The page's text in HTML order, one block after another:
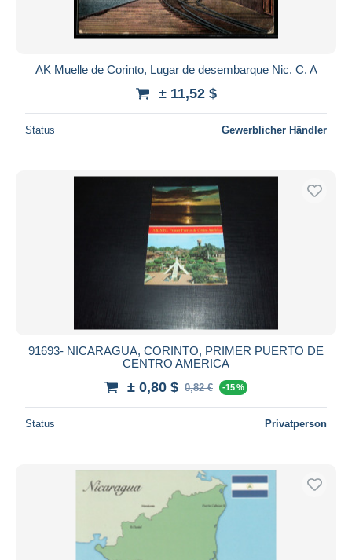
AK Muelle de Corinto, Lugar de desembarque Nic. C. A
± 11,52 $
Status Gewerblicher Händler
91693- NICARAGUA, CORINTO, PRIMER PUERTO DE
CENTRO AMERICA
± 0,80 $ 0,82 € -15 %
Status Privatperson